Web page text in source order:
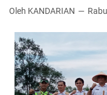
Oleh KANDARIAN